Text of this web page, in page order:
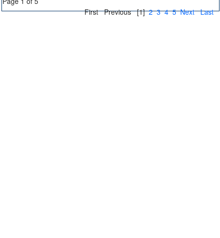
First Previous [1] 2 3 4 5 Next Last